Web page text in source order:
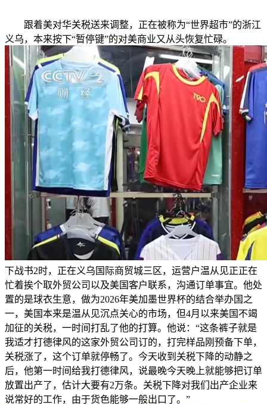
跟着美对华关税送来调整，正在被称为“世界超市”的浙江
义乌，本来按下“暂停键”的对美商业又从头恢复忙碌。
下战书2时，正在义乌国际商贸城三区，运营户温从见正正在
忙着挨个取外贸公司以及美国客户联系，沟通订单事宜。他处
置的是球衣生意，做为2026年美加墨世界杯的结合举办国之
一，美国本来是温从见沉点关心的市场，但4月以来美国不竭
加征的关税，一时间打乱了他的打算。他说：“这条裤子就是
我适才打德律风的这家外贸公司订的，打完样品刚预备下单，
关税涨了，这个订单就停畅了。今天收到关税下降的动静之
后，他第一时间给我打德律风，说最晚今天晚上就能够把订单
放置出产了，估计大要有2万条。关税下降对我们出产企业来
说常好的工作，由于货色能够一般出口了。”